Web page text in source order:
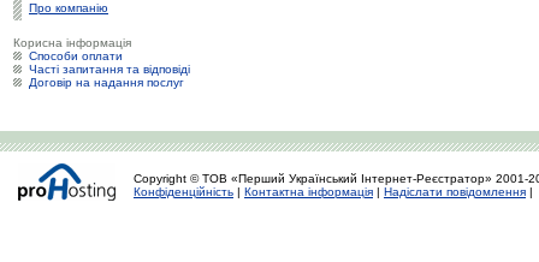
Про компанію
Корисна інформація
Способи оплати
Часті запитання та відповіді
Договір на надання послуг
Copyright © ТОВ «Перший Український Інтернет-Реєстратор» 2001-
Конфіденційність | Контактна інформація | Надіслати повідомлення |